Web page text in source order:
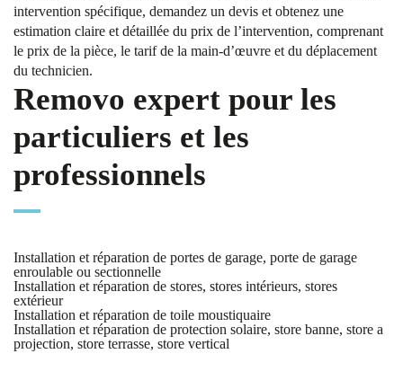
intervention spécifique, demandez un devis et obtenez une
estimation claire et détaillée du prix de l’intervention, comprenant
le prix de la pièce, le tarif de la main-d’œuvre et du déplacement
du technicien.
Removo expert pour les
particuliers et les
professionnels
Installation et réparation de portes de garage, porte de garage
enroulable ou sectionnelle
Installation et réparation de stores, stores intérieurs, stores
extérieur
Installation et réparation de toile moustiquaire
Installation et réparation de protection solaire, store banne, store a
projection, store terrasse, store vertical